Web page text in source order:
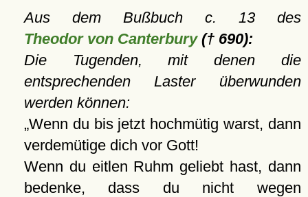
Aus dem Bußbuch c. 13 des
Theodor von Canterbury(† 690):
Die Tugenden, mit denen die
entsprechenden Laster überwunden
werden können:
Wenn du bis jetzt hochmütig warst, dann
verdemütige dich vor Gott!
Wenn du eitlen Ruhm geliebt hast, dann
bedenke, dass du nicht wegen